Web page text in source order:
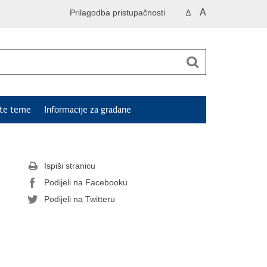
A A
Prilagodba pristupačnosti
teme Informacije za građane
Ispiši stranicu
Podijeli na Facebooku
Podijeli na Twitteru